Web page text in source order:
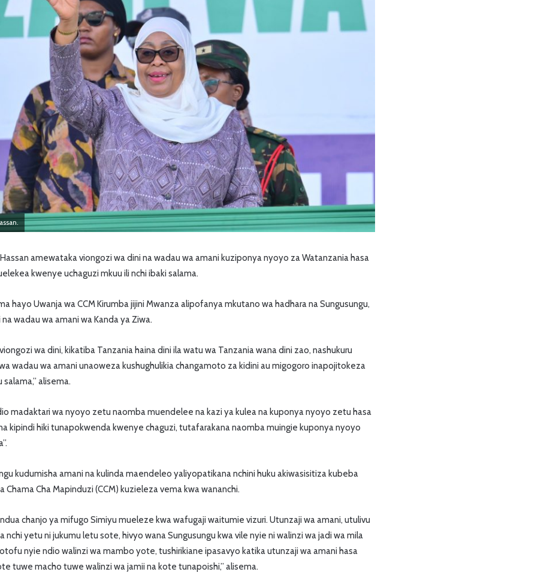
Hassan amewataka viongozi wa dini na wadau wa amani kuziponya nyoyo za Watanzania hasa
kwenye uchaguzi mkuu ili nchi ibaki salama.
hayo Uwanja wa CCM Kirumba jijini Mwanza alipofanya mkutano wa hadhara na Sungusungu,
wadau wa amani wa Kanda ya Ziwa.
wa dini, kikatiba Tanzania haina dini ila watu wa Tanzania wana dini zao, nashukuru
wadau wa amani unaoweza kushughulikia changamoto za kidini au migogoro inapojitokeza
alisema.
madaktari wa nyoyo zetu naomba muendelee na kazi ya kulea na kuponya nyoyo zetu hasa
kipindi hiki tunapokwenda kwenye chaguzi, tutafarakana naomba muingie kuponya nyoyo
kudumisha amani na kulinda maendeleo yaliyopatikana nchini huku akiwasisitiza kubeba
Chama Cha Mapinduzi (CCM) kuzieleza vema kwa wananchi.
chanjo ya mifugo Simiyu mueleze kwa wafugaji waitumie vizuri. Utunzaji wa amani, utulivu
nchi yetu ni jukumu letu sote, hivyo wana Sungusungu kwa vile nyie ni walinzi wa jadi wa mila
nyie ndio walinzi wa mambo yote, tushirikiane ipasavyo katika utunzaji wa amani hasa
tuwe macho tuwe walinzi wa jamii na kote tunapoishi,” alisema.